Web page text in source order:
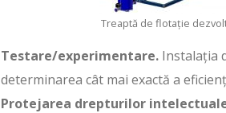
Treaptă de flotație
Testare/experimentare.Instalația
determinarea cât mai exactă a
Protejarea drepturilor